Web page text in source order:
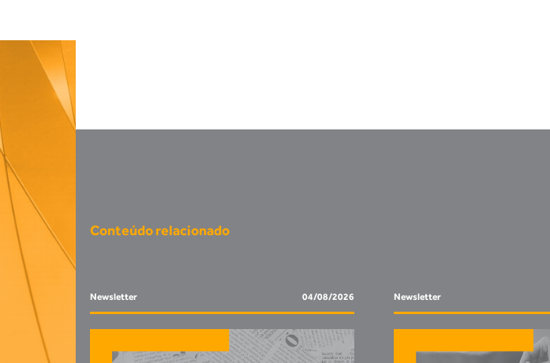
Conteúdo relacionado
Newsletter 04/08/2026 Newsletter